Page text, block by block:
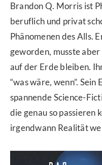
Brandon Q. Morris ist
beruflich und privat
Phänomenen des Alls.
geworden, musste
auf der Erde bleiben.
“was wäre, wenn”. Sein
spannende Science-
die genau so passieren
irgendwann Realität